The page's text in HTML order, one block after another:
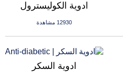
ادوية الكوليسترول
12930 مشاهدة
ادوية السكر